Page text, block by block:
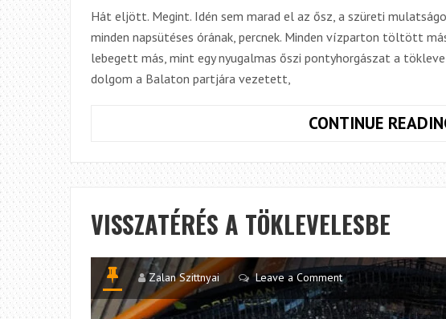
Hát eljött. Megint. Idén sem marad el az ősz, a szüreti
minden napsütéses órának, percnek. Minden vízparton töltött
lebegett más, mint egy nyugalmas őszi pontyhorgászat a
dolgom a Balaton partjára vezetett,
CONTINUE
VISSZATÉRÉS A TÖKLEVELESBE
Zalan Szittnyai Leave a Comment